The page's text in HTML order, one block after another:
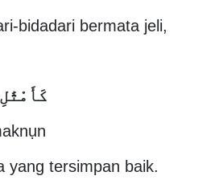
bidadari bermata jeli,
yang tersimpan baik.